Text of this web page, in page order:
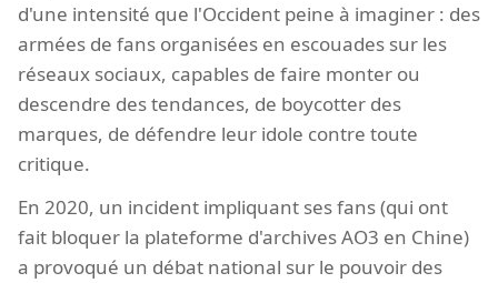
d'une intensité que l'Occident peine à imaginer : des
armées de fans organisées en escouades sur les
réseaux sociaux, capables de faire monter ou
descendre des tendances, de boycotter des
marques, de défendre leur idole contre toute
critique.
En 2020, un incident impliquant ses fans (qui ont
fait bloquer la plateforme d'archives AO3 en Chine)
a provoqué un débat national sur le pouvoir des